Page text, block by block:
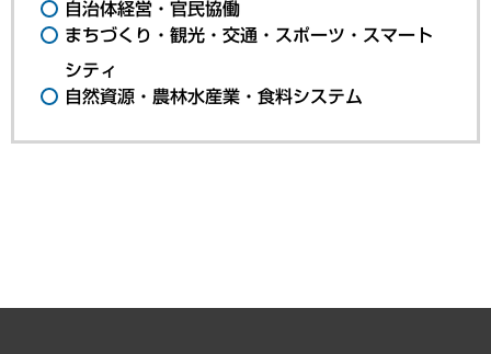
自治体経営・官民協働
まちづくり・観光・交通・スポーツ・スマート
シティ
自然資源・農林水産業・食料システム